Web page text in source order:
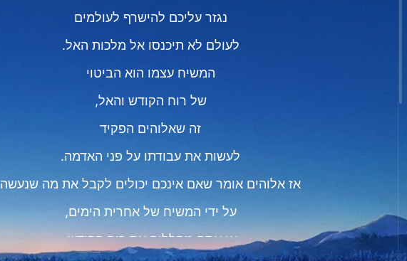
נגזר עליכם להישרף לעולמים
לעולם לא תיכנסו אל מלכות האל.
המשיח עצמו הוא הביטוי
של רוח הקודש והאל,
זה שאלוהים הפקיד
לעשות את עבודתו על פני האדמה.
אז אלוהים אומר שאם אינכם יכולים לקבל את מה שנעשה
על ידי המשיח של אחרית הימים,
אז אתם מחללים את רוח הקודש.